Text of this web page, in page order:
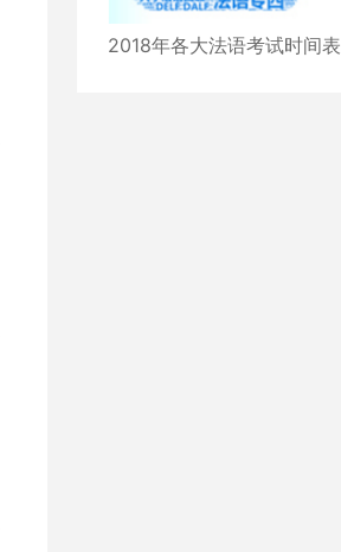
2018年各大法语考试时间表